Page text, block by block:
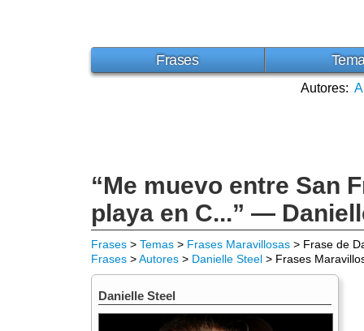
Frases
Autores: A
“Me muevo entre San
playa en C...” —
Frases > Temas > Frases Maravillosas > Frase de
Frases >Autores > Danielle Steel > Frases
Danielle Steel